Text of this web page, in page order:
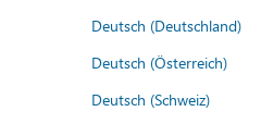
Deutsch (Deutschland)
Deutsch (Österreich)
Deutsch (Schweiz)